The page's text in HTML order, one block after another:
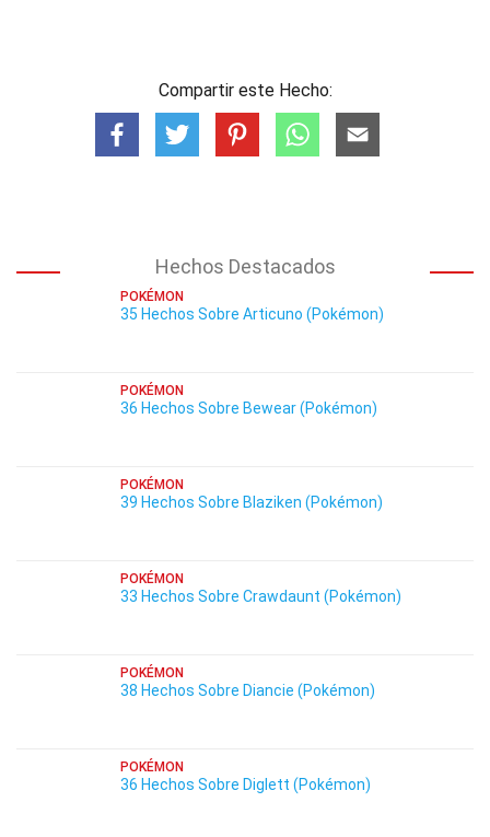
Compartir este Hecho:
Hechos Destacados
POKÉMON
35 Hechos Sobre Articuno (Pokémon)
POKÉMON
36 Hechos Sobre Bewear (Pokémon)
POKÉMON
39 Hechos Sobre Blaziken (Pokémon)
POKÉMON
33 Hechos Sobre Crawdaunt (Pokémon)
POKÉMON
38 Hechos Sobre Diancie (Pokémon)
POKÉMON
36 Hechos Sobre Diglett (Pokémon)